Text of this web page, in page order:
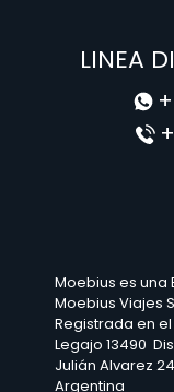
LINEA
Moebius es una
Moebius Viajes
Registrada en
Legajo 13490
Julián Alvarez
Argentina